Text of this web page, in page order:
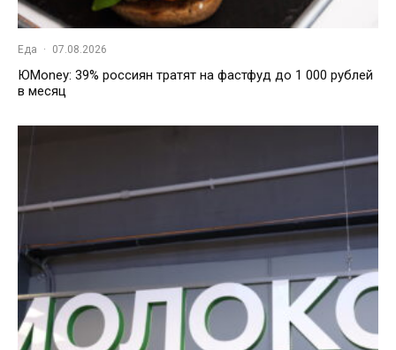
Еда · 07.08.2026
ЮMoney: 39% россиян тратят на фастфуд до 1 000 рублей
в месяц